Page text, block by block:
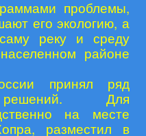
проблемы,
его экологию, а
реку и среду
районе
принял ряд
решений. Для
на месте
разместил в